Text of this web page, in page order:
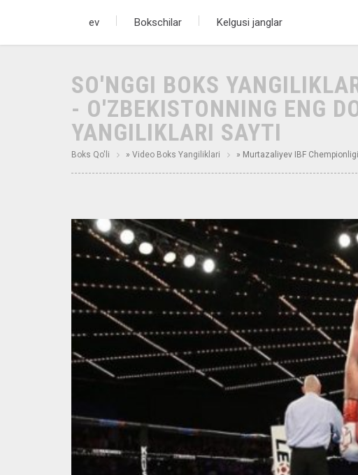
ev Bokschilar Kelgusi janglar
SO'NGGI BOKS
- O'ZBEKISTONNING ENG
YANGILIKLARI SAYTI
Boks Qo'li » Video Boks Yangiliklari » Murtazaliyev IBF